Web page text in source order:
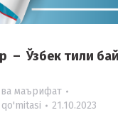
– Ўзбек тили
маърифат
21.10.2023